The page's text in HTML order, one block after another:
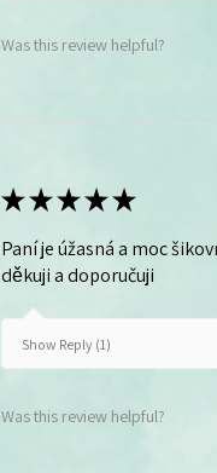
Was this review helpful?
★★★★★
Paní je úžasná a moc
děkuji a doporučuji
Show Reply (1)
Was this review helpful?